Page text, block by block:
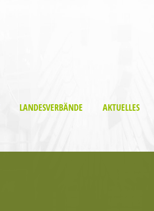
LANDESVERBÄNDE AKTUELLES